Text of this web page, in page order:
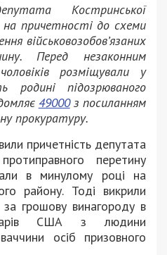
Костринської
на причетності до схеми
військовозобов’язаних
Перед незаконним
розміщували у
підозрюваного
49000з посиланням
прокуратуру.
причетність депутата
перетину
в минулому році на
району. Тоді викрили
за грошову винагороду в
США з людини
осіб призовного